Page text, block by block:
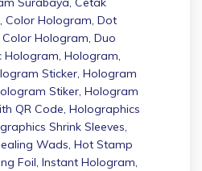
, Color Hologram, Dot
Color Hologram, Duo
Hologram, Hologram,
Sticker, Hologram
Stiker, Hologram
QR Code, Holographics
Shrink Sleeves,
Wads, Hot Stamp
Foil, Instant Hologram,